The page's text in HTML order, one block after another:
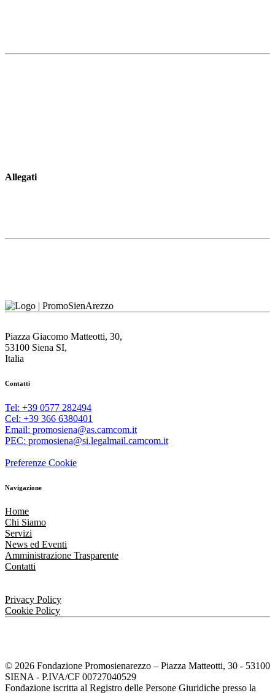
Allegati
Piazza Giacomo Matteotti, 30,
53100 Siena SI,
Italia
Contatti
Tel: +39 0577 282494
Cel: +39 366 6380401
Email: promosiena@as.camcom.it
PEC: promosiena@si.legalmail.camcom.it
Preferenze Cookie
Navigazione
Home
Chi Siamo
Servizi
News ed Eventi
Amministrazione Trasparente
Contatti
Privacy Policy
Cookie Policy
© 2026 Fondazione Promosienarezzo – Piazza Matteotti, 30 - 53100
SIENA - P.IVA/CF 00727040529
Fondazione iscritta al Registro delle Persone Giuridiche presso la